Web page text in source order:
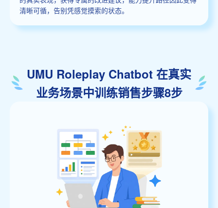
清晰可循，告别凭感觉摸索的状态。
UMU Roleplay Chatbot 在真实
业务场景中训练销售步骤8步